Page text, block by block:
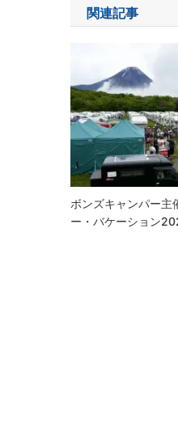
ビ
ー
シ
ョ
ン
関連記事
ボンズキャンパー主
ー・バケーション